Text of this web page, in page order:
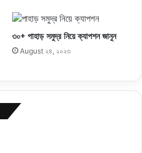
৩০+ পাহাড় সমুদ্র নিয়ে ক্যাপশন জানুন
August ২৪, ২০২৩